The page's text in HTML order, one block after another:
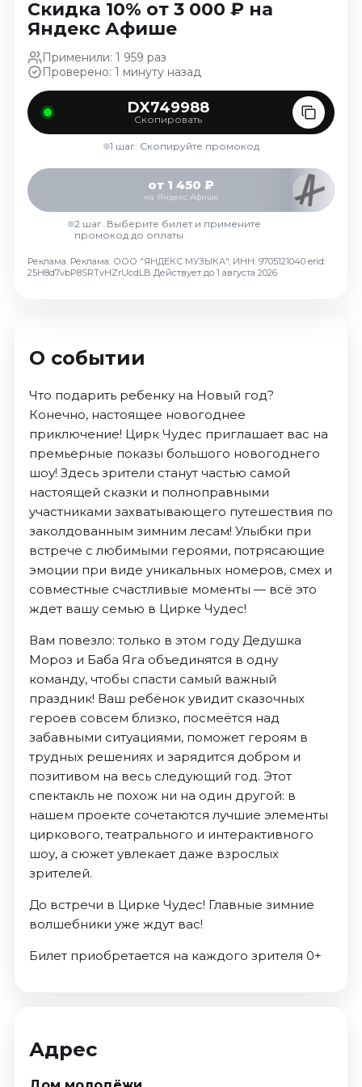
Ноябрь 2026
Декабрь 2026
Спорт
Август 2026
Сентябрь 2026
Декабрь 2026
Август 2026
Сентябрь 2026
Октябрь 2026
Декабрь 2026
Площадки
Скидка 10% от 3 000 ₽ на
Яндекс Афише
Применили: 1 959 раз
Проверено: 1 минуту назад
DX749988
Скопировать
1 шаг. Скопируйте промокод
от 1 450 ₽
на Яндекс Афише
2 шаг. Выберите билет и примените
промокод до оплаты
Реклама. Реклама. ООО "ЯНДЕКС МУЗЫКА", ИНН: 9705121040 erid:
25H8d7vbP8SRTvHZrUcdLB Действует до 1 августа 2026
О событии
Что подарить ребенку на Новый год?
Конечно, настоящее новогоднее
приключение! Цирк Чудес приглашает вас на
премьерные показы большого новогоднего
шоу! Здесь зрители станут частью самой
настоящей сказки и полноправными
участниками захватывающего путешествия по
заколдованным зимним лесам! Улыбки при
встрече с любимыми героями, потрясающие
эмоции при виде уникальных номеров, смех и
совместные счастливые моменты — всё это
ждет вашу семью в Цирке Чудес!
Вам повезло: только в этом году Дедушка
Мороз и Баба Яга объединятся в одну
команду, чтобы спасти самый важный
праздник! Ваш ребёнок увидит сказочных
героев совсем близко, посмеётся над
забавными ситуациями, поможет героям в
трудных решениях и зарядится добром и
позитивом на весь следующий год. Этот
спектакль не похож ни на один другой: в
нашем проекте сочетаются лучшие элементы
циркового, театрального и интерактивного
шоу, а сюжет увлекает даже взрослых
зрителей.
До встречи в Цирке Чудес! Главные зимние
волшебники уже ждут вас!
Билет приобретается на каждого зрителя 0+
Адрес